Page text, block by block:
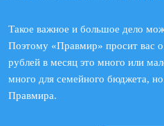
Такое важное и большое дело
Поэтому «Правмир» просит вас
рублей в месяц это много или
много для семейного бюджета,
Правмира.